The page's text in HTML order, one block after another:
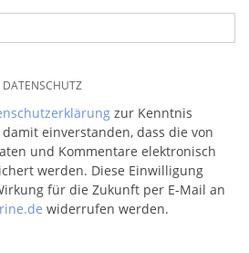
DATENSCHUTZ
zur Kenntnis
einverstanden, dass die von
und Kommentare elektronisch
werden. Diese Einwilligung
für die Zukunft per E-Mail an
widerrufen werden.